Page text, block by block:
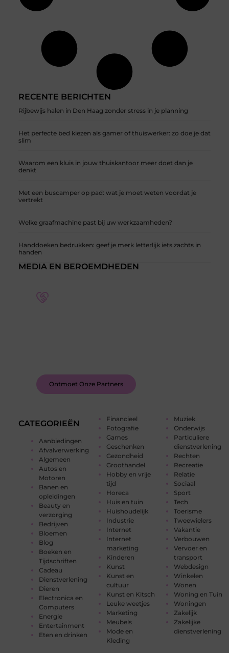
RECENTE BERICHTEN
Rijbewijs halen in Den Haag zonder stress in je planning
Het perfecte bed kiezen als gamer of thuiswerker: zo doe je dat
slim
Waarom een kluis in jouw thuiskantoor meer doet dan je
denkt
Met een buscamper op pad: wat je moet weten voordat je
vertrekt
Welke graafmachine past bij uw werkzaamheden?
Handdoeken bedrukken: geef je merk letterlijk iets zachts in
handen
CATEGORIEËN
Aanbiedingen
Afvalverwerking
Algemeen
Autos en
Motoren
Banen en
opleidingen
Beauty en
verzorging
Bedrijven
Bloemen
Blog
Boeken en
Tijdschriften
Cadeau
Dienstverlening
Dieren
Electronica en
Computers
Energie
Entertainment
Eten en drinken
Financieel
Fotografie
Games
Geschenken
Gezondheid
Groothandel
Hobby en vrije
tijd
Horeca
Huis en tuin
Huishoudelijk
Industrie
Internet
Internet
marketing
Kinderen
Kunst
Kunst en
cultuur
Kunst en Kitsch
Leuke weetjes
Marketing
Meubels
Mode en
Kleding
Muziek
Onderwijs
Particuliere
dienstverlening
Rechten
Recreatie
Relatie
Sociaal
Sport
Tech
Toerisme
Tweewielers
Vakantie
Verbouwen
Vervoer en
transport
Webdesign
Winkelen
Wonen
Woning en Tuin
Woningen
Zakelijk
Zakelijke
dienstverlening
MEDIA EN BEROEMDHEDEN
Ontmoet Onze Partners